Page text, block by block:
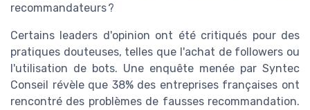
recommandateurs ?
Certains leaders d'opinion ont été critiqués pour des
pratiques douteuses, telles que l'achat de followers ou
l'utilisation de bots. Une enquête menée par Syntec
Conseil révèle que 38% des entreprises françaises ont
rencontré des problèmes de fausses recommandation.